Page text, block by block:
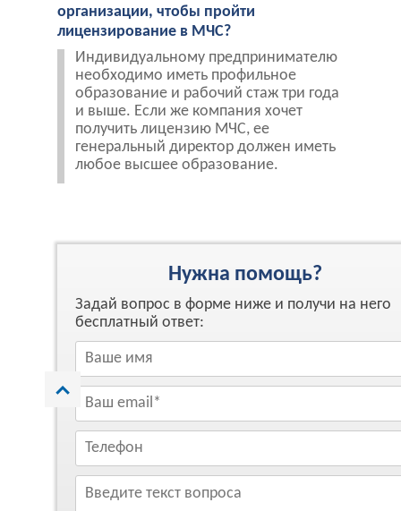
организации, чтобы пройти
лицензирование в МЧС?
Индивидуальному предпринимателю
необходимо иметь профильное
образование и рабочий стаж три года
и выше. Если же компания хочет
получить лицензию МЧС, ее
генеральный директор должен иметь
любое высшее образование.
Нужна помощь?
Задай вопрос в форме ниже и получи на него
бесплатный ответ: